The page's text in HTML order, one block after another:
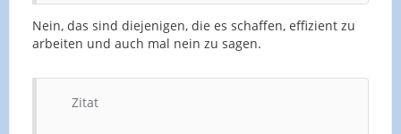
Nein, das sind diejenigen, die es schaffen, effizient zu
arbeiten und auch mal nein zu sagen.
Zitat